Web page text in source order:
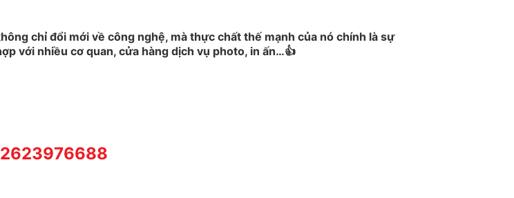
chỉ đổi mới về công nghệ, mà thực chất thế mạnh của nó chính là sự
với nhiều cơ quan, cửa hàng dịch vụ photo, in ấn…👍